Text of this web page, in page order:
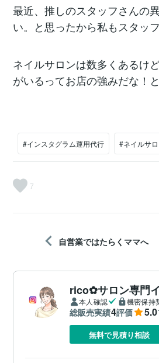
最近、推しのスタッフさんの
い。と思ったから私もスタッ
ネイルサロンは数多くあるけ
がいるってお店の強みだな！
#インスタグラム運用代行 #ネイルサ
7
自営業ではたらくママへ
rico✿サロン専門
本人確認 機密保持
総販売実績4評価 5.0
無料で見積り相談